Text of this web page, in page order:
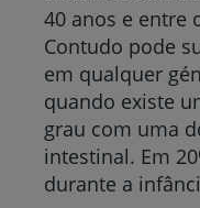
40 anos e entre
Contudo pode
em qualquer
quando existe
grau com uma
intestinal. Em
durante a